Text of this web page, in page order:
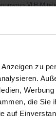
zu
die
auf
VLH-